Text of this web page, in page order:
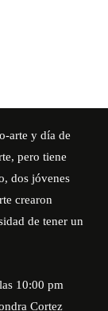
arte y día de
pero tiene
dos jóvenes
crearon
de tener un
10:00 pm
Cortez